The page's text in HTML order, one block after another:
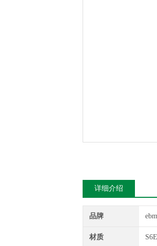
详细介绍
品牌
材质